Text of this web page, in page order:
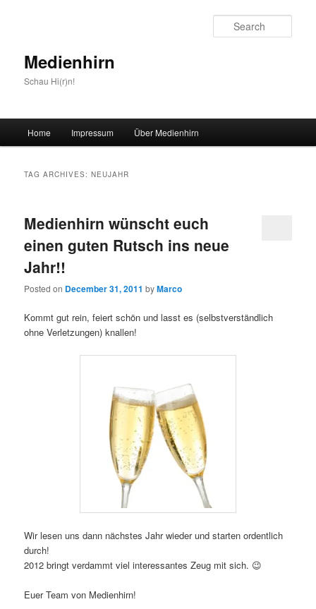
Medienhirn
Schau Hi(r)n!
Skip
content
Skip
content
Home Impressum Über Medienhirn
TAG ARCHIVES:NEUJAHR
Medienhirn wünscht euch
einen guten Rutsch ins neue
Jahr!!
Posted on December 31, 2011 byMarco
Kommt gut rein, feiert schön und lasst es (selbstverständlich
ohne Verletzungen) knallen!
Wir lesen uns dann nächstes Jahr wieder und starten ordentlich
durch!
2012 bringt verdammt viel interessantes Zeug mit sich. 😉
Euer Team von Medienhirn!